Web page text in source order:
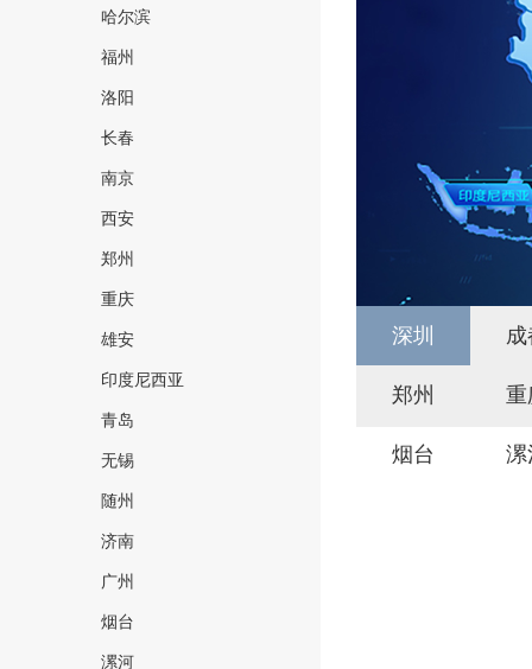
哈尔滨
福州
洛阳
长春
南京
西安
郑州
重庆
雄安
印度尼西亚
青岛
无锡
随州
济南
广州
烟台
漯河
深圳 成
郑州 重
烟台 漯